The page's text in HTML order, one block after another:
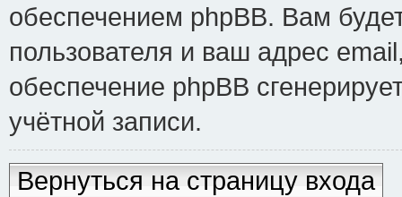
обеспечением phpBB. Вам
пользователя и ваш адрес
обеспечение phpBB
учётной записи.
Вернуться на страницу входа